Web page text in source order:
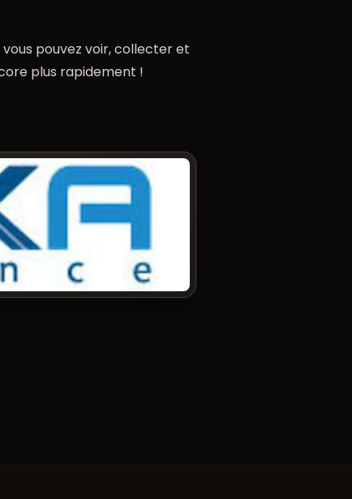
vous pouvez voir, collecter et
plus rapidement !